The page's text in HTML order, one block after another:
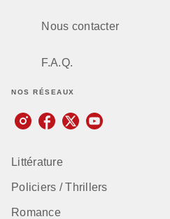
Nous contacter
F.A.Q.
NOS RÉSEAUX
Littérature
Policiers / Thrillers
Romance